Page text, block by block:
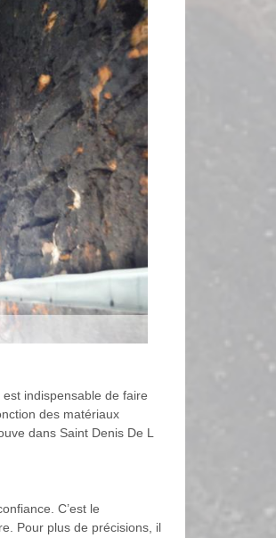
indispensable de faire
des matériaux
dans Saint Denis De L
C’est le
Pour plus de précisions, il